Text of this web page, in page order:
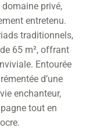
privé,
entretenu.
traditionnels,
65 m², offrant
Entourée
d’une
enchanteur,
tout en